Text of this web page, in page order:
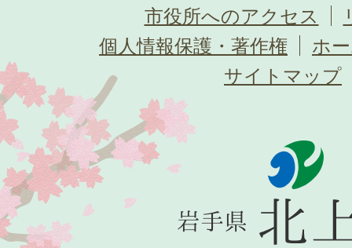
市役所へのアクセス
個人情報保護・著作権
ホ
サイトマップ